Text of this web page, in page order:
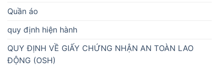
Quần áo
quy định hiện hành
QUY ĐỊNH VỀ GIẤY CHỨNG NHẬN AN TOÀN LAO
ĐỘNG (OSH)